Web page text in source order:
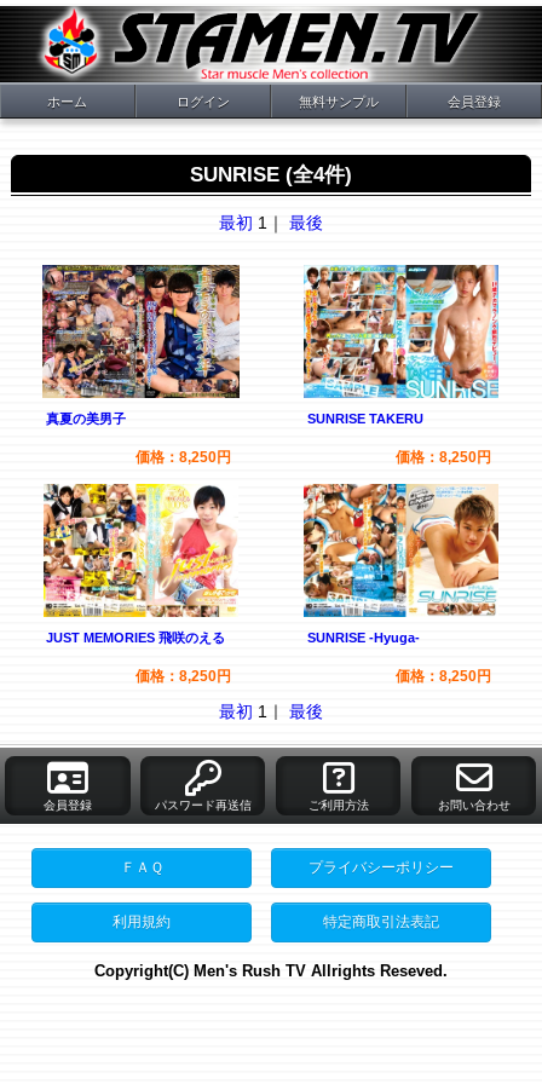
ホーム ログイン 無料サンプル 会員登録
SUNRISE (全4件)
最初 1｜ 最後
真夏の美男子
価格：8,250円
SUNRISE TAKERU
価格：8,250円
JUST MEMORIES 飛咲のえる
価格：8,250円
SUNRISE -Hyuga-
価格：8,250円
最初 1｜ 最後
会員登録 パスワード再送信 ご利用方法 お問い合わせ
ＦＡＱ プライバシーポリシー
利用規約 特定商取引法表記
Copyright(C) Men's Rush TV Allrights Reseved.